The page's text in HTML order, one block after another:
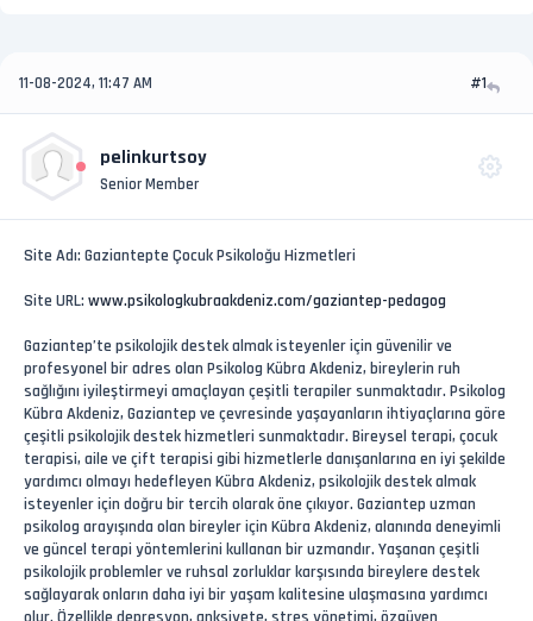
11-08-2024, 11:47 AM #1
pelinkurtsoy
Senior Member
Site Adı: Gaziantepte Çocuk Psikoloğu Hizmetleri
Site URL: www.psikologkubraakdeniz.com/gaziantep-pedagog
Gaziantep’te psikolojik destek almak isteyenler için güvenilir ve
profesyonel bir adres olan Psikolog Kübra Akdeniz, bireylerin ruh
sağlığını iyileştirmeyi amaçlayan çeşitli terapiler sunmaktadır. Psikolog
Kübra Akdeniz, Gaziantep ve çevresinde yaşayanların ihtiyaçlarına göre
çeşitli psikolojik destek hizmetleri sunmaktadır. Bireysel terapi, çocuk
terapisi, aile ve çift terapisi gibi hizmetlerle danışanlarına en iyi şekilde
yardımcı olmayı hedefleyen Kübra Akdeniz, psikolojik destek almak
isteyenler için doğru bir tercih olarak öne çıkıyor. Gaziantep uzman
psikolog arayışında olan bireyler için Kübra Akdeniz, alanında deneyimli
ve güncel terapi yöntemlerini kullanan bir uzmandır. Yaşanan çeşitli
psikolojik problemler ve ruhsal zorluklar karşısında bireylere destek
sağlayarak onların daha iyi bir yaşam kalitesine ulaşmasına yardımcı